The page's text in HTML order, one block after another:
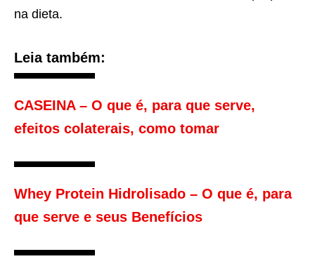
na dieta.
Leia também:
CASEINA – O que é, para que serve,
efeitos colaterais, como tomar
Whey Protein Hidrolisado – O que é, para
que serve e seus Benefícios